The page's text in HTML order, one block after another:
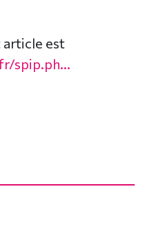
article est
spip.ph...